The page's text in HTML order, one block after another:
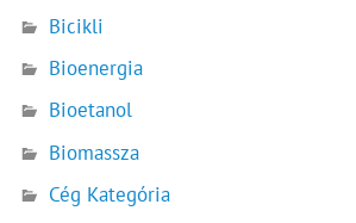
Bicikli
Bioenergia
Bioetanol
Biomassza
Cég Kategória